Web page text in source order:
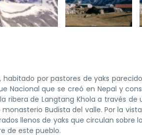
por pastores de yaks
Nacional que se creó en Nepal y
ribera de Langtang Khola a través de
Budista del valle. Por la
llenos de yaks que circulan sobre
de este pueblo.